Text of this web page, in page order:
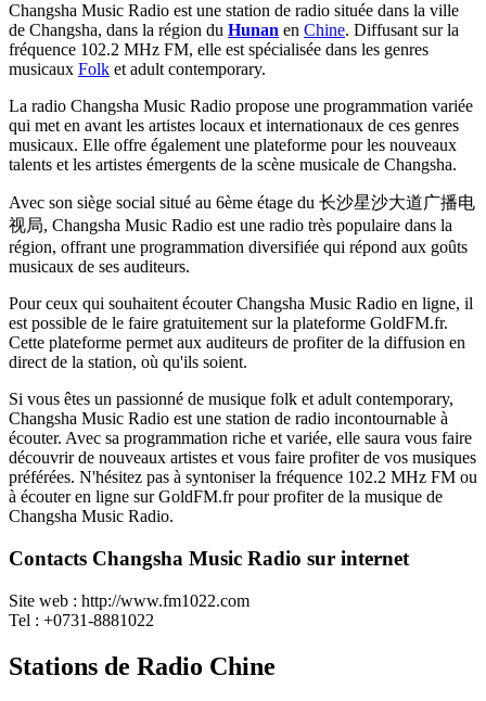
Changsha Music Radio est une station de radio située dans la ville
de Changsha, dans la région du Hunan en Chine. Diffusant sur la
fréquence 102.2 MHz FM, elle est spécialisée dans les genres
musicaux Folk et adult contemporary.
La radio Changsha Music Radio propose une programmation variée
qui met en avant les artistes locaux et internationaux de ces genres
musicaux. Elle offre également une plateforme pour les nouveaux
talents et les artistes émergents de la scène musicale de Changsha.
Avec son siège social situé au 6ème étage du 长沙星沙大道广播电
视局, Changsha Music Radio est une radio très populaire dans la
région, offrant une programmation diversifiée qui répond aux goûts
musicaux de ses auditeurs.
Pour ceux qui souhaitent écouter Changsha Music Radio en ligne, il
est possible de le faire gratuitement sur la plateforme GoldFM.fr.
Cette plateforme permet aux auditeurs de profiter de la diffusion en
direct de la station, où qu'ils soient.
Si vous êtes un passionné de musique folk et adult contemporary,
Changsha Music Radio est une station de radio incontournable à
écouter. Avec sa programmation riche et variée, elle saura vous faire
découvrir de nouveaux artistes et vous faire profiter de vos musiques
préférées. N'hésitez pas à syntoniser la fréquence 102.2 MHz FM ou
à écouter en ligne sur GoldFM.fr pour profiter de la musique de
Changsha Music Radio.
Contacts Changsha Music Radio sur internet
Site web : http://www.fm1022.com
Tel : +0731-8881022
Stations de Radio Chine